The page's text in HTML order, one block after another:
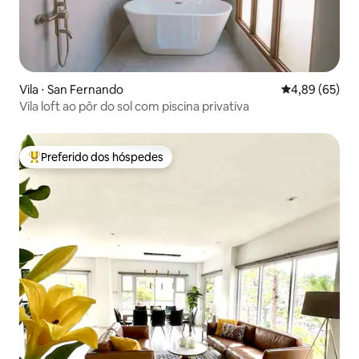
Vila ⋅ San Fernando 4,89 de uma
4,89 (65)
Vila loft ao pôr do sol com piscina privativa
Entre os melhores preferidos dos hóspedes
Preferido dos hóspedes